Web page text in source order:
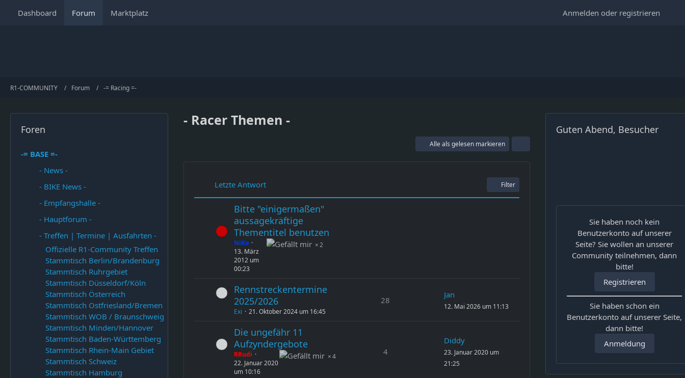
Dashboard Forum Marktplatz Anmelden oder registrieren
R1-COMMUNITY Forum -= Racing =-
Foren
-= BASE =-
- News -
- BIKE News -
- Empfangshalle -
- Hauptforum -
- Treffen | Termine | Ausfahrten -
Offizielle R1-Community Treffen
Stammtisch Berlin/Brandenburg
Stammtisch Ruhrgebiet
Stammtisch Düsseldorf/Köln
Stammtisch Österreich
Stammtisch Ostfriesland/Bremen
Stammtisch WOB / Braunschweig
Stammtisch Minden/Hannover
Stammtisch Baden-Württemberg
Stammtisch Rhein-Main Gebiet
Stammtisch Schweiz
Stammtisch Hamburg
- Racer Themen -
Alle als gelesen markieren
Letzte Antwort Filter
Bitte "einigermaßen"
aussagekräftige
Thementitel benutzen
2
NiKo
13. März
2012 um
00:23
Rennstreckentermine
2025/2026
Exi 21. Oktober 2024 um 16:45
28
Jan
12. Mai 2026 um 11:13
Die ungefähr 11
Aufzyndergebote
4
RRudi
22. Januar 2020
um 10:16
4
Diddy
23. Januar 2020 um
21:25
Guten Abend, Besucher
Sie haben noch kein
Benutzerkonto auf unserer
Seite? Sie wollen an unserer
Community teilnehmen, dann
bitte!
Registrieren
Sie haben schon ein
Benutzerkonto auf unserer Seite,
dann bitte!
Anmeldung